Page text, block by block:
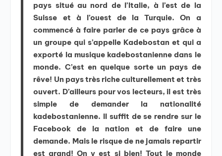
pays situé au nord de l’Italie, à l’est de la
Suisse et à l’ouest de la Turquie. On a
commencé à faire parler de ce pays grâce à
un groupe qui s’appelle Kadebostan et qui a
exporté la musique kadebostanienne dans le
monde. C’est en quelque sorte un pays de
rêve! Un pays très riche culturellement et très
ouvert. D’ailleurs pour vos lecteurs, il est très
simple de demander la nationalité
kadebostanienne. Il suffit de se rendre sur le
Facebook de la nation et de faire une
demande. Mais le risque de ne jamais repartir
est grand! On y est si bien! Tout le monde